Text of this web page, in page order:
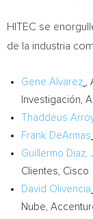
HITEC se
de la industria
Gene Alvarez ,
Investigación,
Thaddeus
Frank DeArmas
Guillermo Diaz,
Clientes, Cisco
David Olivencia
Nube,